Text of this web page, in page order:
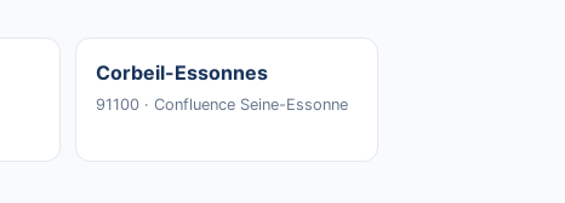
Corbeil-Essonnes
91100 · Confluence Seine-Essonne